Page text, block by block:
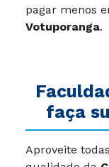
pagar menos
Votuporanga.
faça
Aproveite